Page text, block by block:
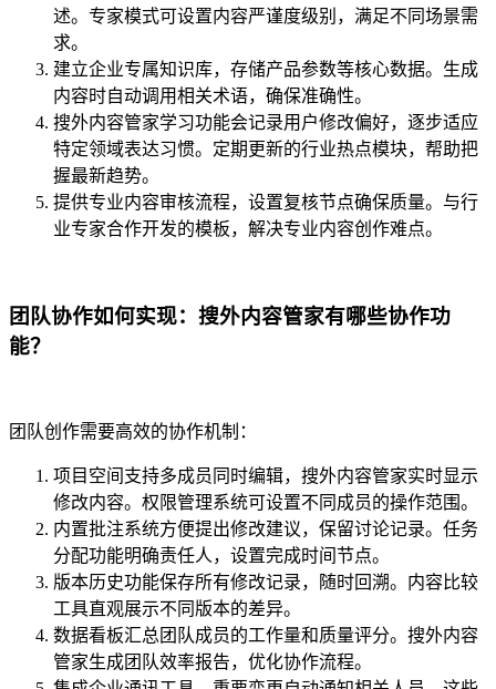
述。专家模式可设置内容严谨度级别，满足不同场景需
求。
建立企业专属知识库，存储产品参数等核心数据。生成
内容时自动调用相关术语，确保准确性。
搜外内容管家学习功能会记录用户修改偏好，逐步适应
特定领域表达习惯。定期更新的行业热点模块，帮助把
握最新趋势。
提供专业内容审核流程，设置复核节点确保质量。与行
业专家合作开发的模板，解决专业内容创作难点。
团队协作如何实现：搜外内容管家有哪些协作功
能？
团队创作需要高效的协作机制：
项目空间支持多成员同时编辑，搜外内容管家实时显示
修改内容。权限管理系统可设置不同成员的操作范围。
内置批注系统方便提出修改建议，保留讨论记录。任务
分配功能明确责任人，设置完成时间节点。
版本历史功能保存所有修改记录，随时回溯。内容比较
工具直观展示不同版本的差异。
数据看板汇总团队成员的工作量和质量评分。搜外内容
管家生成团队效率报告，优化协作流程。